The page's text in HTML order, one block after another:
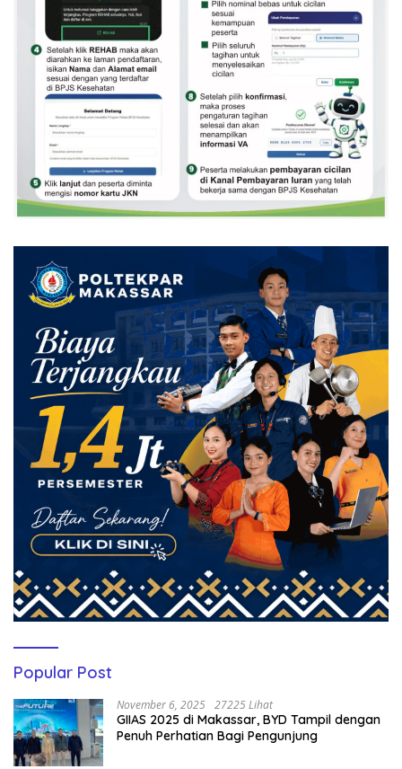
Popular Post
November 6, 2025 27225 Lihat
GIIAS 2025 di Makassar, BYD Tampil dengan
Penuh Perhatian Bagi Pengunjung